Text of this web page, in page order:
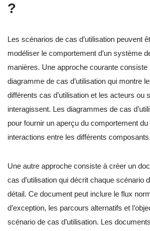
?
Les scénarios de cas d’utilisation peuvent
modéliser le comportement d’un système
manières. Une approche courante consiste
diagramme de cas d’utilisation qui montre
différents cas d’utilisation et les acteurs ou
interagissent. Les diagrammes de cas
pour fournir un aperçu du comportement
interactions entre les différents composants.
Une autre approche consiste à créer un
cas d’utilisation qui décrit chaque scénario
détail. Ce document peut inclure le flux
d’exception, les parcours alternatifs et
scénario de cas d’utilisation. Les